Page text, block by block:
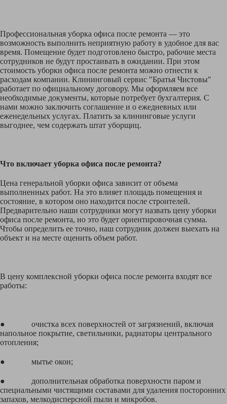
Профессиональная уборка офиса после ремонта — это
возможность выполнить неприятную работу в удобное для вас
время. Помещение будет подготовлено быстро, рабочие места
сотрудников не будут простаивать в ожидании. При этом
стоимость уборки офиса после ремонта можно отнести к
расходам компании. Клининговый сервис "Братья Чистовы"
работает по официальному договору. Мы оформляем все
необходимые документы, которые потребует бухгалтерия. С
нами можно заключить соглашение и о ежедневных или
еженедельных услугах. Платить за клининговые услуги
выгоднее, чем содержать штат уборщиц.
Что включает уборка офиса после ремонта?
Цена генеральной уборки офиса зависит от объема
выполненных работ. На это влияет площадь помещения и
состояние, в котором оно находится после строителей.
Предварительно наши сотрудники могут назвать цену уборки
офиса после ремонта, но это будет ориентировочная сумма.
Чтобы определить ее точно, наш сотрудник должен выехать на
объект и на месте оценить объем работ.
В цену комплексной уборки офиса после ремонта входят все
работы:
● очистка всех поверхностей от загрязнений, включая
напольное покрытие, светильники, радиаторы центрального
отопления;
● мытье окон;
● дополнительная обработка поверхности паром и
специальными чистящими составами для удаления посторонних
запахов, мелкодисперсной пыли и микробов.